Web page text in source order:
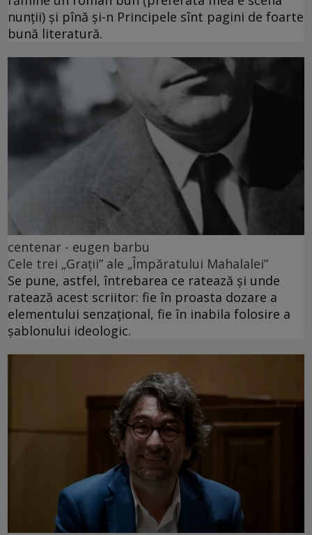
nunții) și pînă și-n Principele sînt pagini de foarte
bună literatură.
centenar - eugen barbu
Cele trei „Grații” ale „Împăratului Mahalalei”
Se pune, astfel, întrebarea ce ratează și unde
ratează acest scriitor: fie în proasta dozare a
elementului senzațional, fie în inabila folosire a
șablonului ideologic.